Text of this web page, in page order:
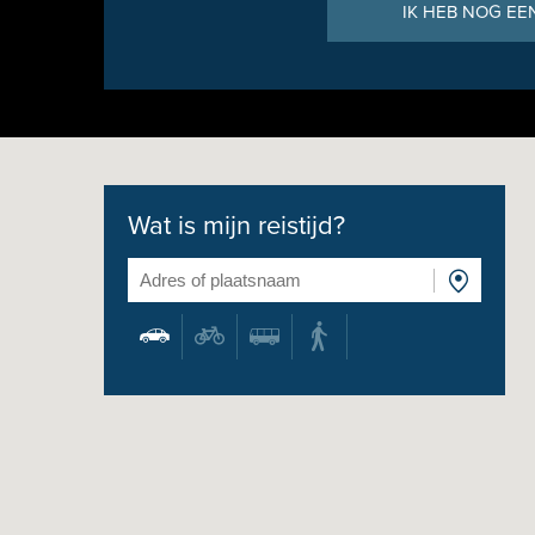
IK HEB NOG
Wat is mijn reistijd?